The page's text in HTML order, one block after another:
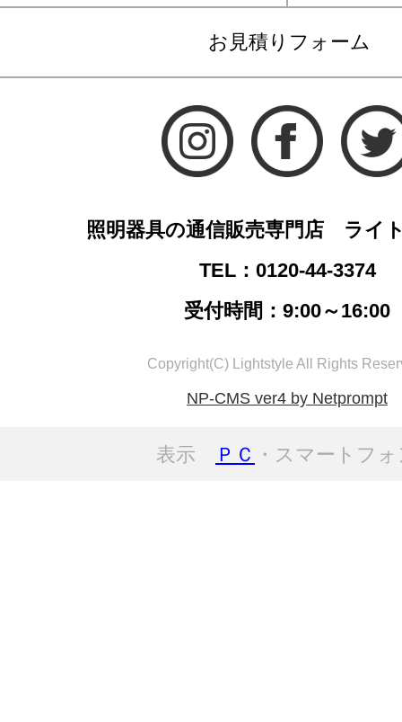
お見積りフォーム
照明器具の通信販売専門店 ライ
TEL：0120-44-3374
受付時間：9:00～16:00
Copyright(C) Lightstyle All Rights
NP-CMS ver4 by Netprompt
表示 ＰＣ ・スマートフ